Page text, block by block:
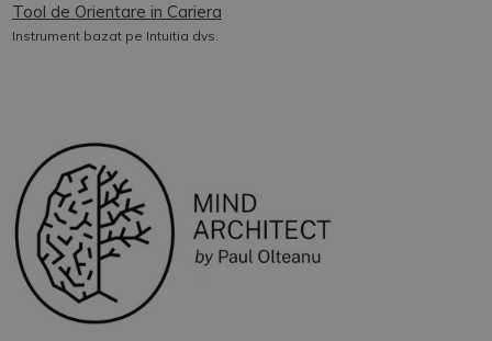
Tool de Orientare in Cariera
Instrument bazat pe Intuitia dvs.